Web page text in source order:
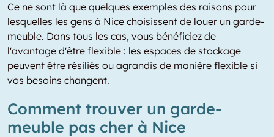
Ce ne sont là que quelques exemples des raisons pour
lesquelles les gens à Nice choisissent de louer un garde-
meuble. Dans tous les cas, vous bénéficiez de
l'avantage d'être flexible : les espaces de stockage
peuvent être résiliés ou agrandis de manière flexible si
vos besoins changent.
Comment trouver un garde-
meuble pas cher à Nice